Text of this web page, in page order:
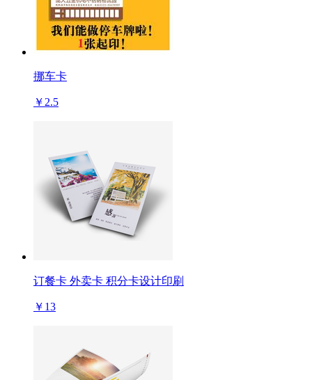
挪车卡
￥2.5
订餐卡 外卖卡 积分卡设计印刷
￥13